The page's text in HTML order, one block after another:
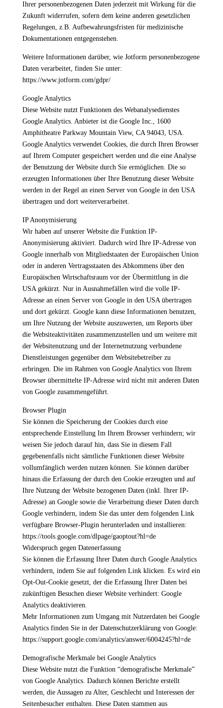
Ihrer personenbezogenen Daten jederzeit mit Wirkung für die
Zukunft widerrufen, sofern dem keine anderen gesetzlichen
Regelungen, z.B. Aufbewahrungsfristen für medizinische
Dokumentationen entgegenstehen.
Weitere Informationen darüber, wie Jotform personenbezogene
Daten verarbeitet, finden Sie unter:
https://www.jotform.com/gdpr/
Google Analytics
Diese Website nutzt Funktionen des Webanalysedienstes
Google Analytics. Anbieter ist die Google Inc., 1600
Amphitheatre Parkway Mountain View, CA 94043, USA.
Google Analytics verwendet Cookies, die durch Ihren Browser
auf Ihrem Computer gespeichert werden und die eine Analyse
der Benutzung der Website durch Sie ermöglichen. Die so
erzeugten Informationen über Ihre Benutzung dieser Website
werden in der Regel an einen Server von Google in den USA
übertragen und dort weiterverarbeitet.
IP Anonymisierung
Wir haben auf unserer Website die Funktion IP-
Anonymisierung aktiviert. Dadurch wird Ihre IP-Adresse von
Google innerhalb von Mitgliedstaaten der Europäischen Union
oder in anderen Vertragsstaaten des Abkommens über den
Europäischen Wirtschaftsraum vor der Übermittlung in die
USA gekürzt. Nur in Ausnahmefällen wird die volle IP-
Adresse an einen Server von Google in den USA übertragen
und dort gekürzt. Google kann diese Informationen benutzen,
um Ihre Nutzung der Website auszuwerten, um Reports über
die Websiteaktivitäten zusammenzustellen und um weitere mit
der Websitenutzung und der Internetnutzung verbundene
Dienstleistungen gegenüber dem Websitebetreiber zu
erbringen. Die im Rahmen von Google Analytics von Ihrem
Browser übermittelte IP-Adresse wird nicht mit anderen Daten
von Google zusammengeführt.
Browser Plugin
Sie können die Speicherung der Cookies durch eine
entsprechende Einstellung Im Ihrem Browser verhindern; wir
weisen Sie jedoch darauf hin, dass Sie in diesem Fall
gegebenenfalls nicht sämtliche Funktionen dieser Website
vollumfänglich werden nutzen können. Sie können darüber
hinaus die Erfassung der durch den Cookie erzeugten und auf
Ihre Nutzung der Website bezogenen Daten (inkl. Ihrer IP-
Adresse) an Google sowie die Verarbeitung dieser Daten durch
Google verhindern, indem Sie das unter dem folgenden Link
verfügbare Browser-Plugin herunterladen und installieren:
https://tools.google.com/dlpage/gaoptout?hl=de
Widerspruch gegen Datenerfassung
Sie können die Erfassung Ihrer Daten durch Google Analytics
verhindern, indem Sie auf folgenden Link klicken. Es wird ein
Opt-Out-Cookie gesetzt, der die Erfassung Ihrer Daten bei
zukünftigen Besuchen dieser Website verhindert: Google
Analytics deaktivieren.
Mehr Informationen zum Umgang mit Nutzerdaten bei Google
Analytics finden Sie in der Datenschutzerklärung von Google:
https://support.google.com/analytics/answer/6004245?hl=de
Demografische Merkmale bei Google Analytics
Diese Website nutzt die Funktion “demografische Merkmale”
von Google Analytics. Dadurch können Berichte erstellt
werden, die Aussagen zu Alter, Geschlecht und Interessen der
Seitenbesucher enthalten. Diese Daten stammen aus